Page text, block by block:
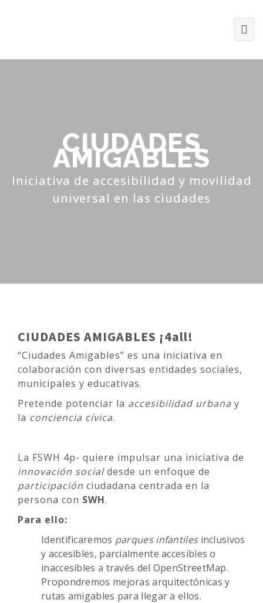
CIUDADES
AMIGABLES
Iniciativa de accesibilidad y movilidad
universal en las ciudades
CIUDADES AMIGABLES ¡4all!
“Ciudades Amigables” es una iniciativa en
colaboración con diversas entidades sociales,
municipales y educativas.
Pretende potenciar la accesibilidad urbana y
la conciencia cívica.
La FSWH 4p- quiere impulsar una iniciativa de
innovación socialdesde un enfoque de
participación ciudadana centrada en la
persona con SWH.
Para ello:
Identificaremos parques infantiles inclusivos
y accesibles, parcialmente accesibles o
inaccesibles a través del OpenStreetMap.
Propondremos mejoras arquitectónicas y
rutas amigables para llegar a ellos.